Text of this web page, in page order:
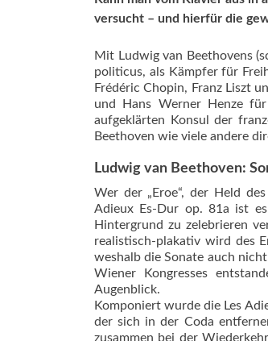
versucht – und hierfür die
Mit Ludwig van Beethovens
politicus, als Kämpfer für
Frédéric Chopin, Franz Liszt
und Hans Werner Henze
aufgeklärten Konsul der
Beethoven wie viele andere
Ludwig van Beethoven:
Wer der „Eroe“, der Held
Adieux Es-Dur op. 81a ist
Hintergrund zu zelebrieren
realistisch-plakativ wird des
weshalb die Sonate auch
Wiener Kongresses
Augenblick.
Komponiert wurde die Les
der sich in der Coda
zusammen bei der